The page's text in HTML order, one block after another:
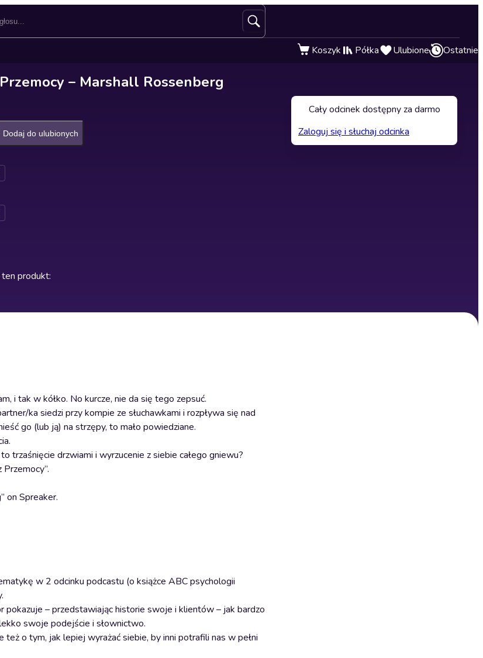
Koszyk Półka Ulubione Ostatnie
– Marshall Rossenberg
Dodaj do ulubionych
ten produkt:
i tak w kółko. No kurcze, nie da się tego zepsuć.
ka siedzi przy kompie ze słuchawkami i rozpływa się nad
go (lub ją) na strzępy, to mało powiedziane.
trzaśnięcie drzwiami i wyrzucenie z siebie całego gniewu?
on Spreaker.
w 2 odcinku podcastu (o książce ABC psychologii
– przedstawiając historie swoje i klientów – jak bardzo
swoje podejście i słownictwo.
o tym, jak lepiej wyrażać siebie, by inni potrafili nas w pełni
Cały odcinek dostępny za darmo
Zaloguj się i słuchaj odcinka